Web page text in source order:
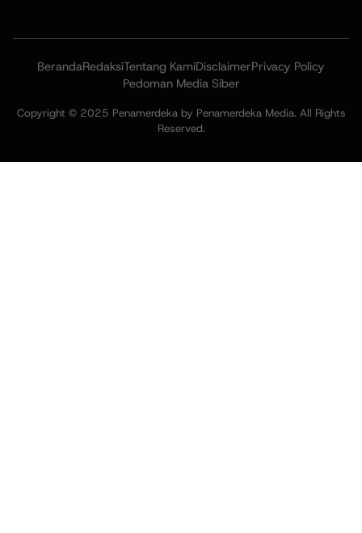
BerandaRedaksiTentang KamiDisclaimerPrivacy Policy
Pedoman Media Siber
Copyright © 2025 Penamerdeka by Penamerdeka Media. All Rights
Reserved.